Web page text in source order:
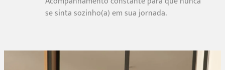
se sinta sozinho(a) em sua jornada.